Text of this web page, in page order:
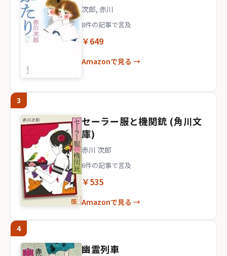
次郎, 赤川
8件の記事で言及
￥649
Amazonで見る →
3
セーラー服と機関銃 (角川文
庫)
赤川 次郎
6件の記事で言及
￥535
Amazonで見る →
4
幽霊列車